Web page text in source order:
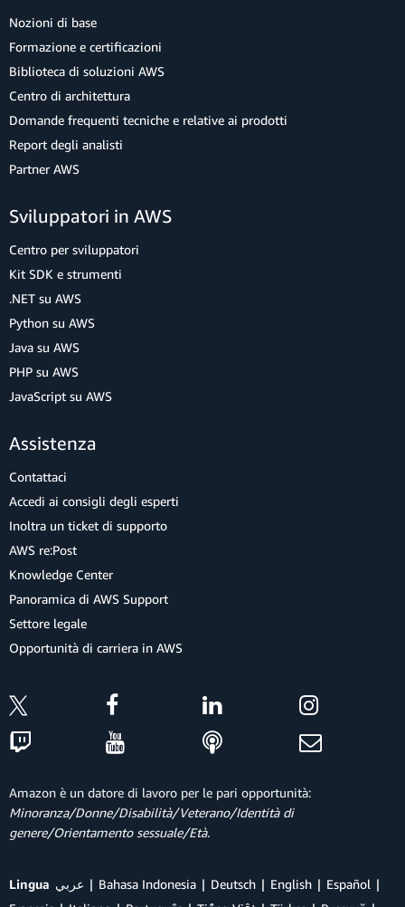
Nozioni di base
Formazione e certificazioni
Biblioteca di soluzioni AWS
Centro di architettura
Domande frequenti tecniche e relative ai prodotti
Report degli analisti
Partner AWS
Sviluppatori in AWS
Centro per sviluppatori
Kit SDK e strumenti
.NET su AWS
Python su AWS
Java su AWS
PHP su AWS
JavaScript su AWS
Assistenza
Contattaci
Accedi ai consigli degli esperti
Inoltra un ticket di supporto
AWS re:Post
Knowledge Center
Panoramica di AWS Support
Settore legale
Opportunità di carriera in AWS
Amazon è un datore di lavoro per le pari opportunità:
Minoranza/Donne/Disabilità/Veterano/Identità di
genere/Orientamento sessuale/Età.
Lingua عربي Bahasa Indonesia Deutsch English
Español